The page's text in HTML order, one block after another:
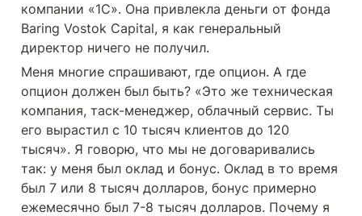
компании «1С». Она привлекла деньги от фонда
Baring Vostok Capital, я как генеральный
директор ничего не получил.
Меня многие спрашивают, где опцион. А где
опцион должен был быть? «Это же техническая
компания, таск-менеджер, облачный сервис. Ты
его вырастил с 10 тысяч клиентов до 120
тысяч». Я говорю, что мы не договаривались
так: у меня был оклад и бонус. Оклад в то время
был 7 или 8 тысяч долларов, бонус примерно
ежемесячно был 7-8 тысяч долларов. Почему я